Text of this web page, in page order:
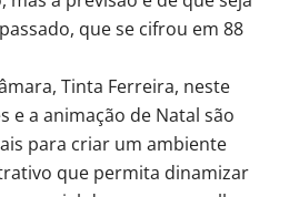
que se cifrou em 88
Tinta Ferreira, neste
e a animação de Natal são
para criar um ambiente
que permita dinamizar